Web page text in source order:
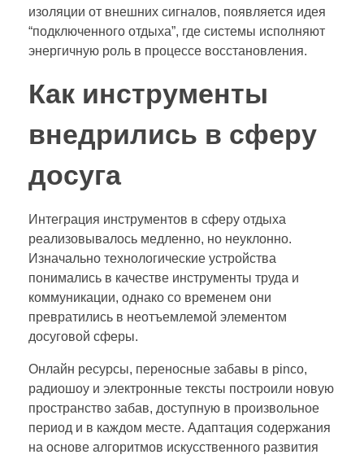
изоляции от внешних сигналов, появляется идея
“подключенного отдыха”, где системы исполняют
энергичную роль в процессе восстановления.
Как инструменты
внедрились в сферу
досуга
Интеграция инструментов в сферу отдыха
реализовывалось медленно, но неуклонно.
Изначально технологические устройства
понимались в качестве инструменты труда и
коммуникации, однако со временем они
превратились в неотъемлемой элементом
досуговой сферы.
Онлайн ресурсы, переносные забавы в pinco,
радиошоу и электронные тексты построили новую
пространство забав, доступную в произвольное
период и в каждом месте. Адаптация содержания
на основе алгоритмов искусственного развития